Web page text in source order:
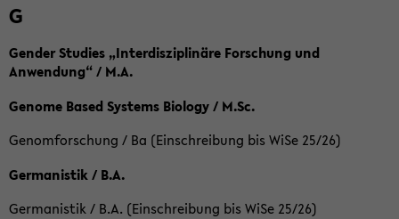
G
Gender Studies „Interdisziplinäre Forschung und
Anwendung“ / M.A.
Genome Based Systems Biology / M.Sc.
Genomforschung / Ba (Einschreibung bis WiSe 25/26)
Germanistik / B.A.
Germanistik / B.A. (Einschreibung bis WiSe 25/26)